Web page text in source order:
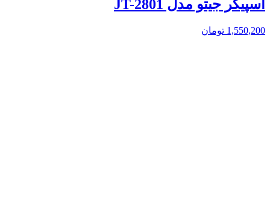
اسپیکر جیتو مدل JT-2801
1,550,200 تومان